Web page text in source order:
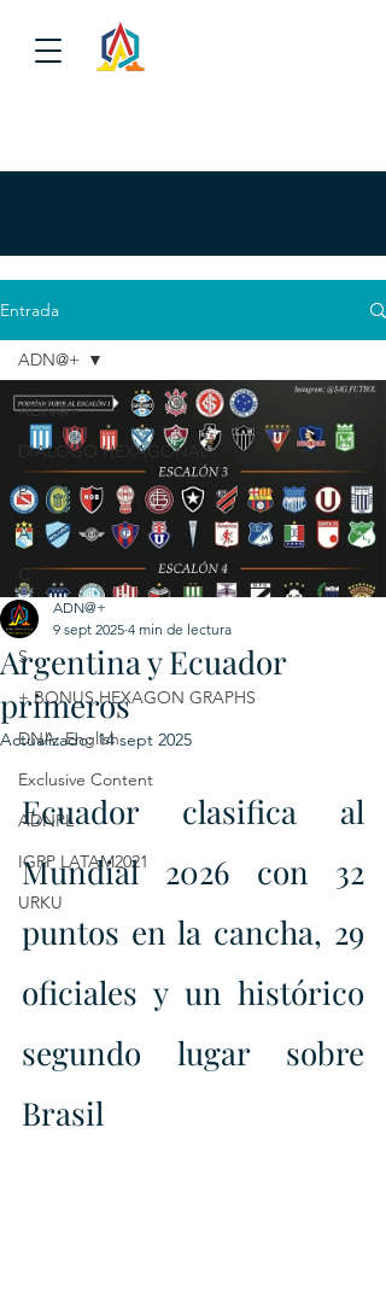
Entrada
ADN@+
DIALOGO HEXAGONAL
P
A
C
E
S
+ BONUS HEXAGON GRAPHS
DNA: English
Exclusive Content
ADNPL
IGRP LATAM2021
URKU
ADN@+
Argentina y Ecuador
primeros
ADN@+
9 sept 2025 4 min de lectura
Actualizado:14 sept 2025
Ecuador clasifica al
Mundial 2026 con 32
puntos en la cancha, 29
oficiales y un histórico
segundo lugar sobre
Brasil